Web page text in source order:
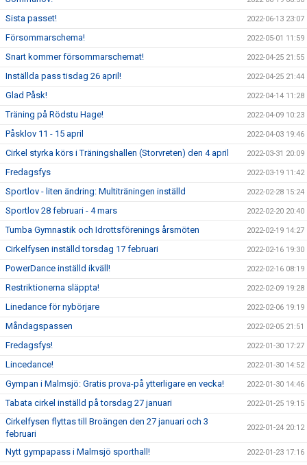
Sista passet! 2022-06-13 23:07
Försommarschema! 2022-05-01 11:59
Snart kommer försommarschemat! 2022-04-25 21:55
Inställda pass tisdag 26 april! 2022-04-25 21:44
Glad Påsk! 2022-04-14 11:28
Träning på Rödstu Hage! 2022-04-09 10:23
Påsklov 11 - 15 april 2022-04-03 19:46
Cirkel styrka körs i Träningshallen (Storvreten) den 4 april 2022-03-31 20:09
Fredagsfys 2022-03-19 11:42
Sportlov - liten ändring: Multiträningen inställd 2022-02-28 15:24
Sportlov 28 februari - 4 mars 2022-02-20 20:40
Tumba Gymnastik och Idrottsförenings årsmöten 2022-02-19 14:27
Cirkelfysen inställd torsdag 17 februari 2022-02-16 19:30
PowerDance inställd ikväll! 2022-02-16 08:19
Restriktionerna släppta! 2022-02-09 19:28
Linedance för nybörjare 2022-02-06 19:19
Måndagspassen 2022-02-05 21:51
Fredagsfys! 2022-01-30 17:27
Lincedance! 2022-01-30 14:52
Gympan i Malmsjö: Gratis prova-på ytterligare en vecka! 2022-01-30 14:46
Tabata cirkel inställd på torsdag 27 januari 2022-01-25 19:15
Cirkelfysen flyttas till Broängen den 27 januari och 3
februari
2022-01-24 20:12
Nytt gympapass i Malmsjö sporthall! 2022-01-23 17:16